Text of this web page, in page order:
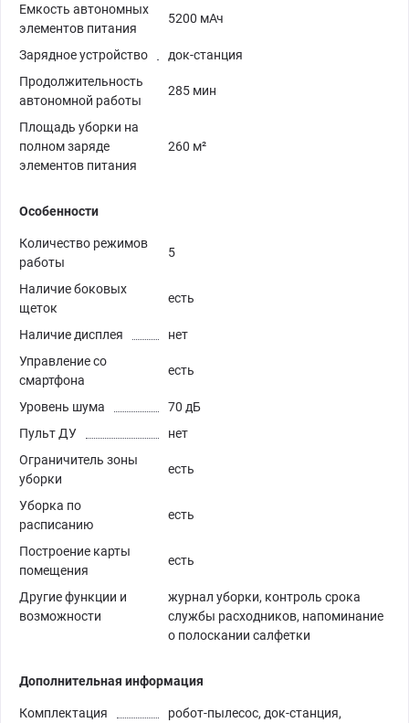
Емкость автономных
элементов питания
5200 мАч
Зарядное устройство
док-станция
Продолжительность
автономной работы
285 мин
Площадь уборки на
полном заряде
элементов питания
260 м²
Особенности
Количество режимов
работы
5
Наличие боковых
щеток
есть
Наличие дисплея
нет
Управление со
смартфона
есть
Уровень шума
70 дБ
Пульт ДУ
нет
Ограничитель зоны
уборки
есть
Уборка по
расписанию
есть
Построение карты
помещения
есть
Другие функции и
возможности
журнал уборки, контроль срока
службы расходников, напоминание
о полоскании салфетки
Дополнительная информация
Комплектация
робот-пылесос, док-станция,